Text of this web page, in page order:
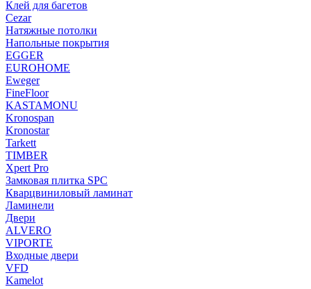
Клей для багетов
Cezar
Натяжные потолки
Напольные покрытия
EGGER
EUROHOME
Eweger
FineFloor
KASTAMONU
Kronospan
Kronostar
Tarkett
TIMBER
Xpert Pro
Замковая плитка SPC
Кварцвиниловый ламинат
Ламинели
Двери
ALVERO
VIPORTE
Входные двери
VFD
Kamelot